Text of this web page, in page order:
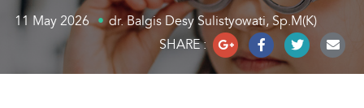
Hak dan Kewajiban
Promosi
Indikator Mutu RS
KONTAK KAMI
11 May 2026
dr. Balgis Desy Sulistyowati, Sp.M(K)
SHARE :